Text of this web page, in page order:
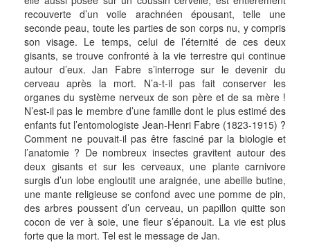
recouverte d’un voile arachnéen épousant, telle une
seconde peau, toute les parties de son corps nu, y compris
son visage. Le temps, celui de l’éternité de ces deux
gisants, se trouve confronté à la vie terrestre qui continue
autour d’eux. Jan Fabre s’interroge sur le devenir du
cerveau après la mort. N’a-t-il pas fait conserver les
organes du système nerveux de son père et de sa mère !
N’est-il pas le membre d’une famille dont le plus estimé des
enfants fut l’entomologiste Jean-Henri Fabre (1823-1915) ?
Comment ne pouvait-il pas être fasciné par la biologie et
l’anatomie ? De nombreux insectes gravitent autour des
deux gisants et sur les cerveaux, une plante carnivore
surgis d’un lobe engloutit une araignée, une abeille butine,
une mante religieuse se confond avec une pomme de pin,
des arbres poussent d’un cerveau, un papillon quitte son
cocon de ver à soie, une fleur s’épanouit. La vie est plus
forte que la mort. Tel est le message de Jan.